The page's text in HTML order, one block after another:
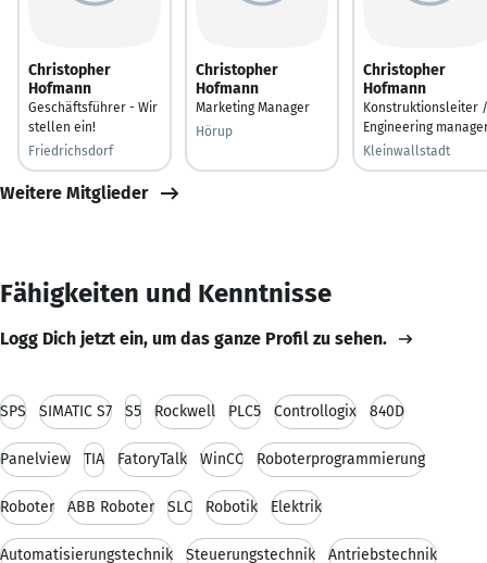
Christopher
Hofmann
Geschäftsführer - Wir
stellen ein!
Friedrichsdorf
Christopher
Hofmann
Marketing Manager
Hörup
Christopher
Hofmann
Konstruktionsleiter /
Engineering
Kleinwallstadt
Weitere Mitglieder
Fähigkeiten und Kenntnisse
Logg Dich jetzt ein, um das ganze Profil zu sehen.
SPS SIMATIC S7 S5 Rockwell PLC5 Controllogix 840D
Panelview TIA FatoryTalk WinCC Roboterprogrammierung
Roboter ABB Roboter SLC Robotik Elektrik
Automatisierungstechnik Steuerungstechnik Antriebstechnik